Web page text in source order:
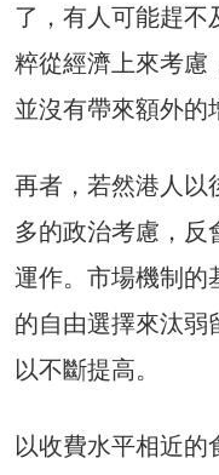
了，有人可能趕
粹從經濟上來考慮
並沒有帶來額外的
再者，若然港人以
多的政治考慮，反
運作。市場機制的
的自由選擇來汰弱
以不斷提高。
以收費水平相近的